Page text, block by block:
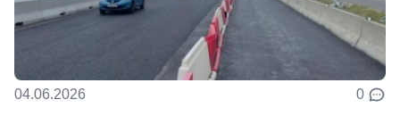
04.06.2026 0